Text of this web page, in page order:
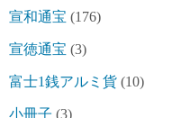
宣和通宝 (176)
宣徳通宝 (3)
富士1銭アルミ貨 (10)
小冊子 (3)